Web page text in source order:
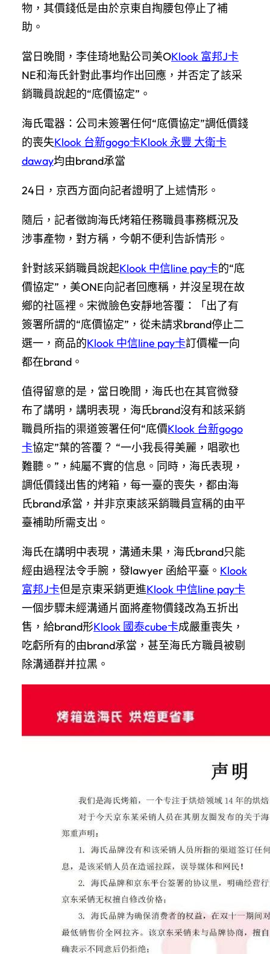
物，其價錢低是由於京東自掏腰包停止了補
助。
當日晚間，李佳琦地點公司美OKlook 富邦J卡
NE和海氏針對此事均作出回應，并否定了該采
銷職員說起的“底價協定”。
海氏電器：公司未簽署任何“底價協定”調低價錢
的喪失Klook 台新gogo卡Klook 永豐 大衛卡
daway均由brand承當
24日，京西方面向記者證明了上述情形。
隨后，記者徵詢海氏烤箱任務職員事務概況及
涉事產物，對方稱，今朝不便利告訴情形。
針對該采銷職員說起Klook 中信line pay卡的“底
價協定”，美ONE向記者回應稱，并沒呈現在故
鄉的社區裡。宋微臉色安靜地答覆：「出了有
簽署所謂的“底價協定”，從未請求brand停止二
選一，商品的Klook 中信line pay卡訂價權一向
都在brand。
值得留意的是，當日晚間，海氏也在其官微發
布了講明，講明表現，海氏brand沒有和該采銷
職員所指的渠道簽署任何“底價Klook 台新gogo
卡協定”葉的答覆？ “一小我長得美麗，唱歌也
難聽。”，純屬不實的信息。同時，海氏表現，
調低價錢出售的烤箱，每一臺的喪失，都由海
氏brand承當，并非京東該采銷職員宣稱的由平
臺補助所需支出。
海氏在講明中表現，溝通未果，海氏brand只能
經由過程法令手腕，發lawyer 函給平臺。 Klook
富邦J卡但是京東采銷更進Klook 中信line pay卡
一個步驟未經溝通片面將產物價錢改為五折出
售，給brand形Klook 國泰cube卡成嚴重喪失，
吃虧所有的由brand承當，甚至海氏方職員被剔
除溝通群并拉黑。